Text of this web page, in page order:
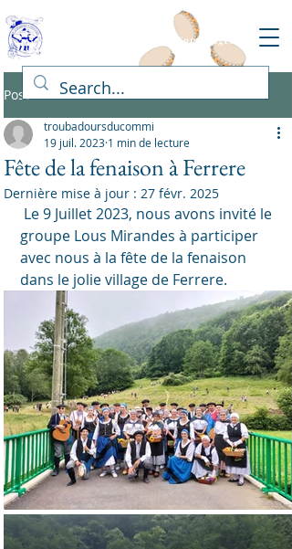
Les Troubadours du Comminges
Post
Fête de la fenaison à Ferrere
troubadoursducommi
19 juil. 2023 1 min de lecture
Dernière mise à jour : 27 févr. 2025
groupe Lous Mirandes à participer
avec nous à la fête de la fenaison
dans le jolie village de Ferrere.